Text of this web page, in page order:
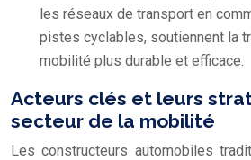
les réseaux de transport en
pistes cyclables, soutiennent la
mobilité plus durable et efficace.
Acteurs clés et leurs
secteur de la mobilité
Les constructeurs automobiles